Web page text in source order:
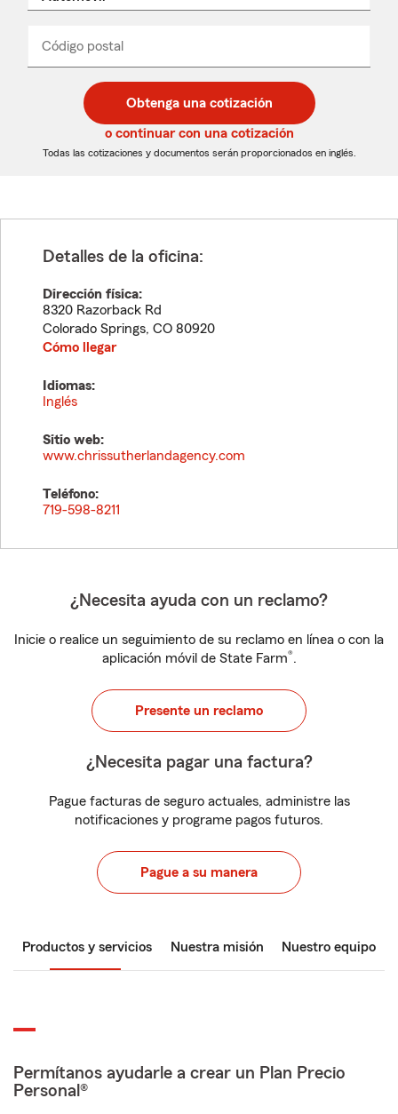
desplegable
Código postal
de
5
dígitos
de
5
dígitos
_____
Obtenga una cotización
o continuar con una cotización
Todas las cotizaciones y documentos serán proporcionados en inglés.
Detalles de la oficina:
Dirección física:
8320 Razorback Rd
Colorado Springs, CO 80920
Cómo llegar
Idiomas:
Inglés
Sitio web:
www.chrissutherlandagency.com
Teléfono:
719-598-8211
¿Necesita ayuda con un reclamo?
Inicie o realice un seguimiento de su reclamo en línea o con la
aplicación móvil de State Farm®.
Presente un reclamo
¿Necesita pagar una factura?
Pague facturas de seguro actuales, administre las
notificaciones y programe pagos futuros.
Pague a su manera
Productos y servicios Nuestra misión Nuestro equipo
Permítanos ayudarle a crear un Plan Precio
Personal®